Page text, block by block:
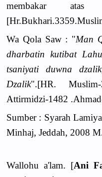
membakar
Wa Qola Saw : "Man
dharbatin kutibat
tsaniyati duwna
Dzalik".[HR.
Attirmidzi-1482
Sumber : Syarah
Minhaj, Jeddah, 2008
Wallohu a'lam. [Ani